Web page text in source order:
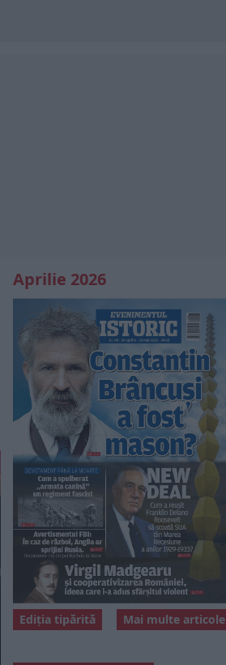
Aprilie 2026
Mai multe articole
Ediția tipărită